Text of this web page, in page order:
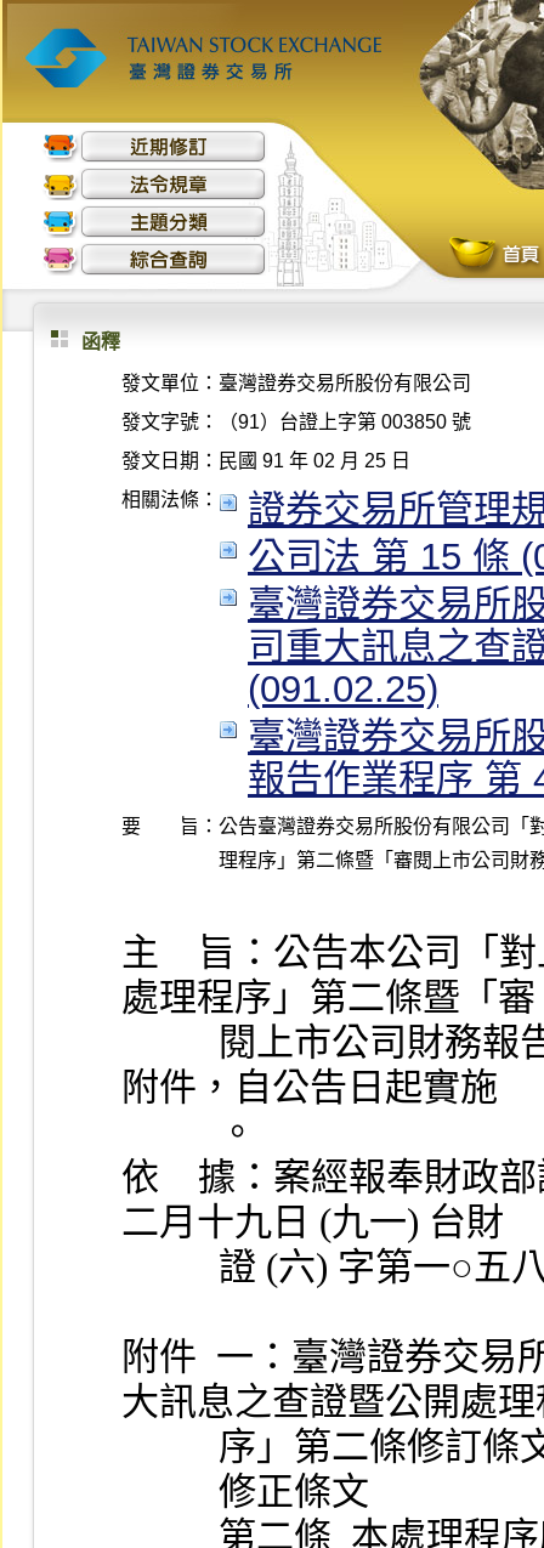
函釋
發文單位： 臺灣證券交易所股份有限公司
發文字號：
（91）台證上字第 003850 號
發文日期： 民國 91 年 02 月 25 日
相關法條：
證券交易所管理
公司法 第 15 條
臺灣證券交易所
司重大訊息之查
(091.02.25)
臺灣證券交易所
報告作業程序 第
要 旨： 公告臺灣證券交易所股份有限公司「
理程序」第二條暨「審閱上市公司財
主    旨：公告本公司「
處理程序」第二條暨「審
附件，自公告日起實施
          。
依    據：案經報奉財政
二月十九日 (九一) 台財
證 (六) 字
附件  一：臺灣證券交易
大訊息之查證暨公開處理
序」第二條修
          修正條文